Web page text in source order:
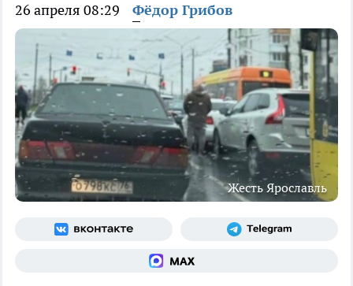
26 апреля 08:29 Фёдор Грибов
Жесть Ярославль